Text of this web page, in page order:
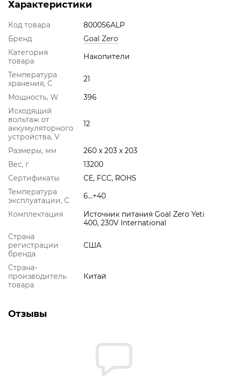
Характеристики
Код товара
800056ALP
Бренд
Goal Zero
Категория
товара
Накопители
Температура
хранения, С
21
Мощность, W
396
Исходящий
вольтаж от
аккумуляторного
устройства, V
12
Размеры, мм
260 х 203 х 203
Вес, г
13200
Сертификаты
CE, FCC, ROHS
Температура
эксплуатации, С
6…+40
Комплектация
Источник питания Goal Zero Yeti
400, 230V International
Страна
регистрации
бренда
США
Страна-
производитель
товара
Китай
Отзывы